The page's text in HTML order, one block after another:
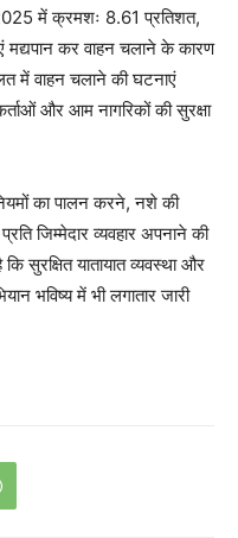
में क्रमशः 8.61 प्रतिशत,
कर वाहन चलाने के कारण
में वाहन चलाने की घटनाएं
और आम नागरिकों की सुरक्षा
का पालन करने, नशे की
जिम्मेदार व्यवहार अपनाने की
सुरक्षित यातायात व्यवस्था और
भविष्य में भी लगातार जारी